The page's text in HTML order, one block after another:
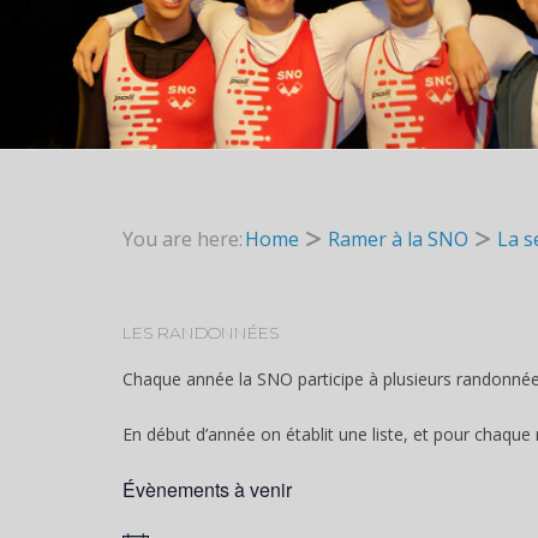
You are here:Home Ramer à la SNO La
LES RANDONNÉES
Chaque année la SNO participe à plusieurs
En début d’année on établit une liste, et pour
Évènements à venir